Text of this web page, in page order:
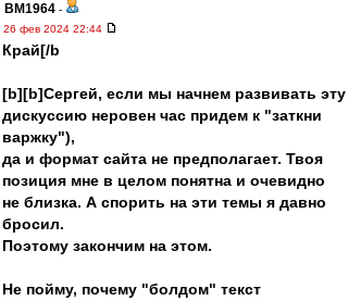
BM1964 -
26 фев 2024 22:44
Край[/b
[b][b]Сергей, если мы начнем развивать эту
дискуссию неровен час придем к "заткни
варжку"),
да и формат сайта не предполагает. Твоя
позиция мне в целом понятна и очевидно
не близка. А спорить на эти темы я давно
бросил.
Поэтому закончим на этом.
Не пойму, почему "болдом" текст